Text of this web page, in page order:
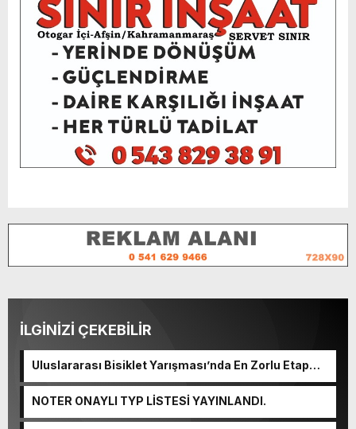
İLGİNİZİ ÇEKEBİLİR
Uluslararası Bisiklet Yarışması’nda En Zorlu Etap
NOTER ONAYLI TYP LİSTESİ YAYINLANDI.